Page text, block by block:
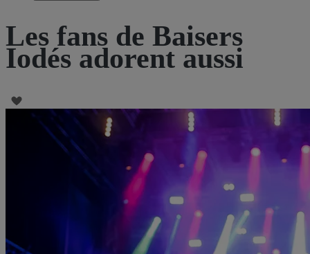
Les fans de Baisers
Iodés adorent aussi